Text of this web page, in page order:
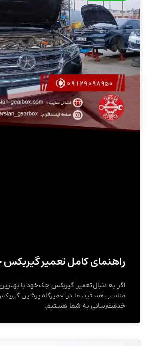
راهنمای کامل تعمیر
اگر به دنبال تعمیر گیربکس جک خود با
مناسب هستید، ما در تعمیرگاه پرشین
خدمت‌رسانی به شما هستیم.